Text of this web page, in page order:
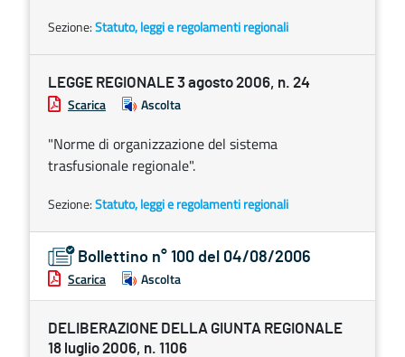
Sezione:Statuto, leggi e regolamenti regionali
LEGGE REGIONALE 3 agosto 2006, n. 24
Scarica Ascolta
"Norme di organizzazione del sistema
trasfusionale regionale".
Sezione:Statuto, leggi e regolamenti regionali
Bollettino n° 100 del 04/08/2006
Scarica Ascolta
DELIBERAZIONE DELLA GIUNTA REGIONALE
18 luglio 2006, n. 1106